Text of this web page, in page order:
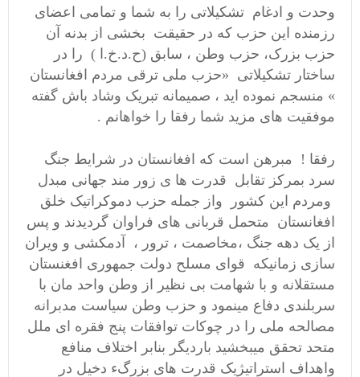
وحدت و ادغام تشکیلاتی را به شما و تمامی اعضای
رزمنده این حزب که در حقیقت بخشی از بدنه آن
حزب بزرک، حزب وطن ، سابق (ح.د.خ.ا ) را در
ساختار تشکیلاتی «حزب ملی ترقی مردم افغانستان
» منسجم نموده اید ، صمیمانه تبریک وشاد باش گفته
موفقیت های مزید شما رفقا را خواهانم .
رفقا ! مبرهن است که افغانستان در شرایط جنگ
سرد بمرکز تقابل قدرت ها ی زور مند جهانی مبدل
ومردم این کشور واز جمله حزب دموکراتیک خلق
افغانستان متحمل قربانی های فراوان گردیدند و پس
از یک دهه جنگ ،مخاصمت ، ترور ، آدمکشی و ویران
سازی زمانیکه قوای مسلح دولت جمهوری افغنستان
مستقلانه و با شهامت بی نظیر از وطن واحد مان با
سربلندی دفاع مینمود و حزب وطن سیاست مدبرانه
مصالحه ملی را در چوکات توافقات پنج فقره ای ملل
متحد تحقق میبخشید باردیگر بنابر اختلاف منافع
واهداف استراتیژیک قدرت های بزرگء دخیل در